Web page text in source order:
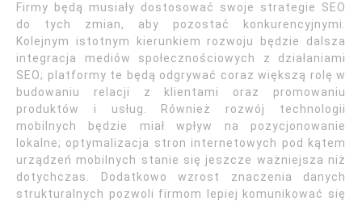
Firmy będą musiały dostosować swoje strategie SEO
do tych zmian, aby pozostać konkurencyjnymi.
Kolejnym istotnym kierunkiem rozwoju będzie dalsza
integracja mediów społecznościowych z działaniami
SEO; platformy te będą odgrywać coraz większą rolę w
budowaniu relacji z klientami oraz promowaniu
produktów i usług. Również rozwój technologii
mobilnych będzie miał wpływ na pozycjonowanie
lokalne; optymalizacja stron internetowych pod kątem
urządzeń mobilnych stanie się jeszcze ważniejsza niż
dotychczas. Dodatkowo wzrost znaczenia danych
strukturalnych pozwoli firmom lepiej komunikować się